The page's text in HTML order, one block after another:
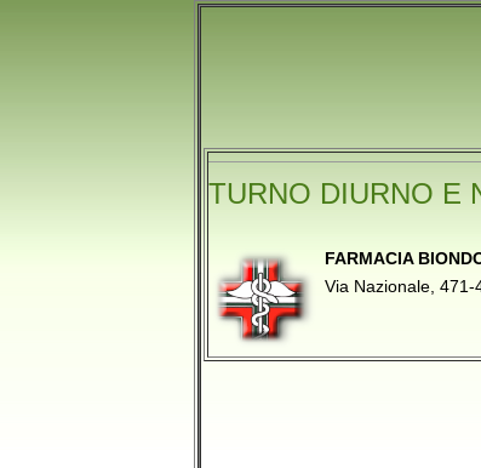
TURNO DIURNO E
FARMACIA
Via Nazionale, 471-